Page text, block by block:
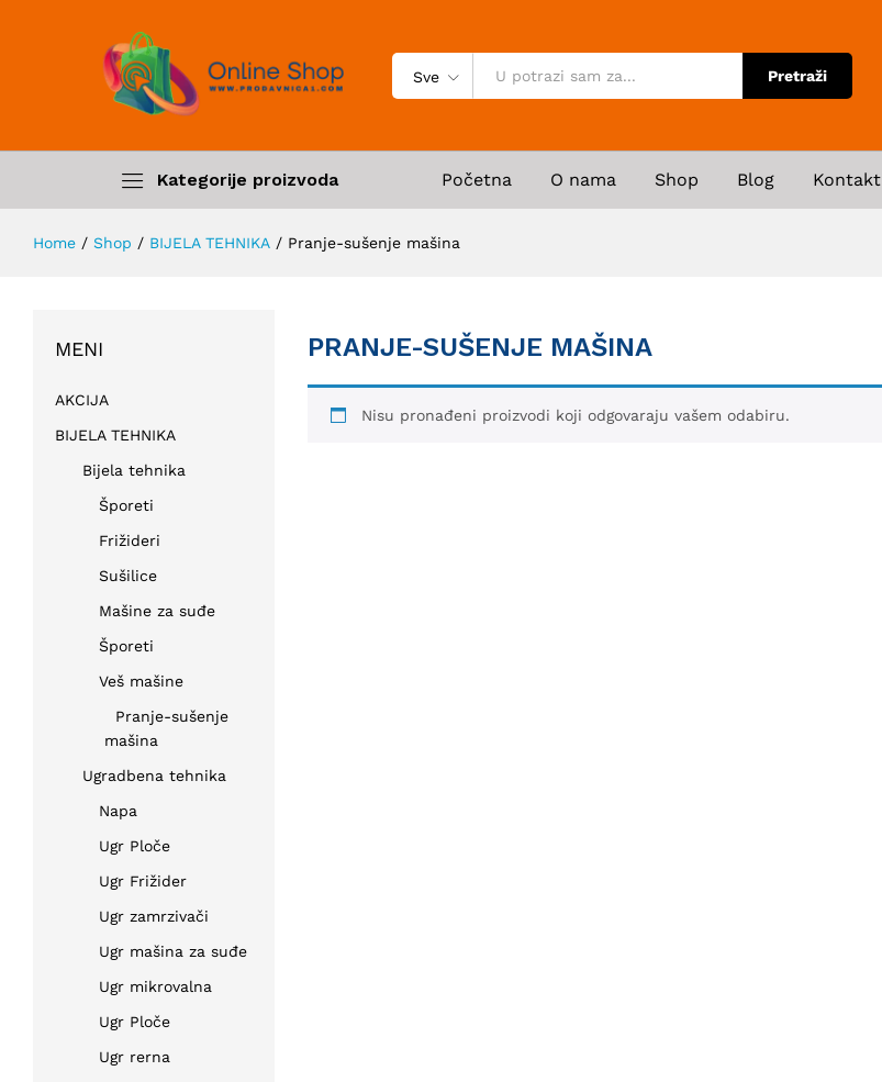
Sve Pretraži
Kategorije proizvoda Početna O nama Shop Blog Kontakt
Home / Shop / BIJELA TEHNIKA / Pranje-sušenje mašina
PRANJE-SUŠENJE MAŠINA
Nisu pronađeni proizvodi koji odgovaraju vašem odabiru.
MENI
AKCIJA
BIJELA TEHNIKA
Bijela tehnika
Šporeti
Frižideri
Sušilice
Mašine za suđe
Šporeti
Veš mašine
Pranje-sušenje
mašina
Ugradbena tehnika
Napa
Ugr Ploče
Ugr Frižider
Ugr zamrzivači
Ugr mašina za suđe
Ugr mikrovalna
Ugr Ploče
Ugr rerna